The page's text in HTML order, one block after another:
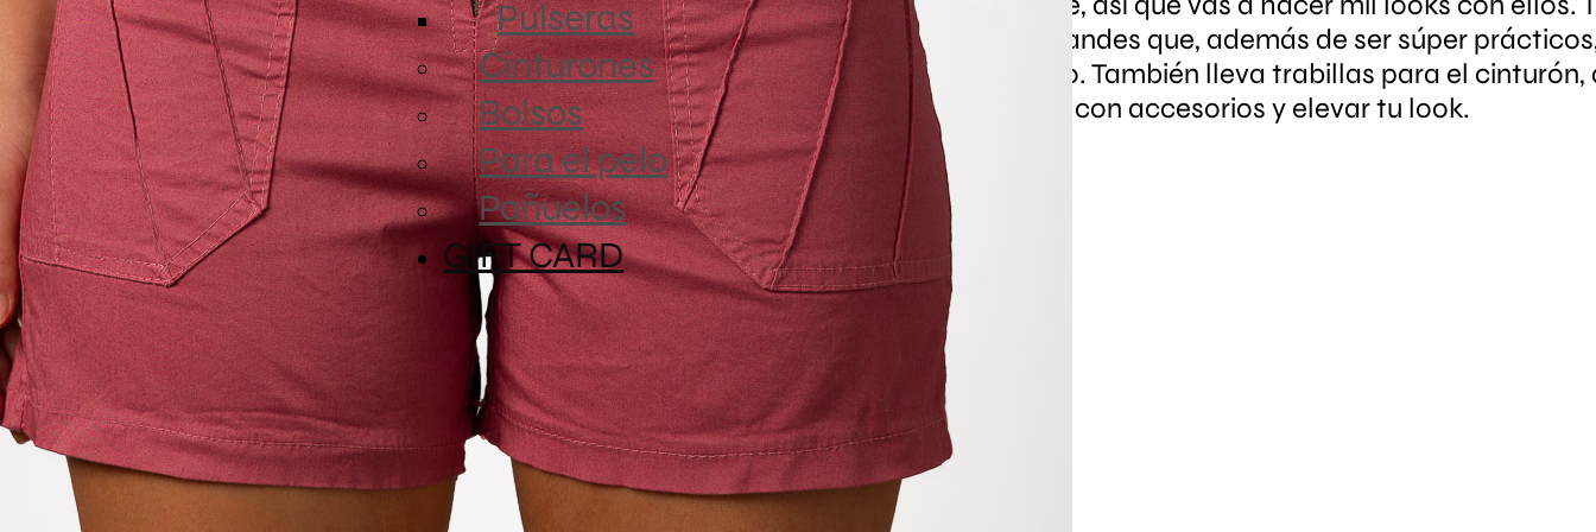
Pulseras
Cinturones
Bolsos
Para el pelo
Pañuelos
GIFT CARD
bolsillos grandes que, además de ser súper
toque único. También lleva trabillas para el cinturón,
dejan jugar con accesorios y elevar tu look.